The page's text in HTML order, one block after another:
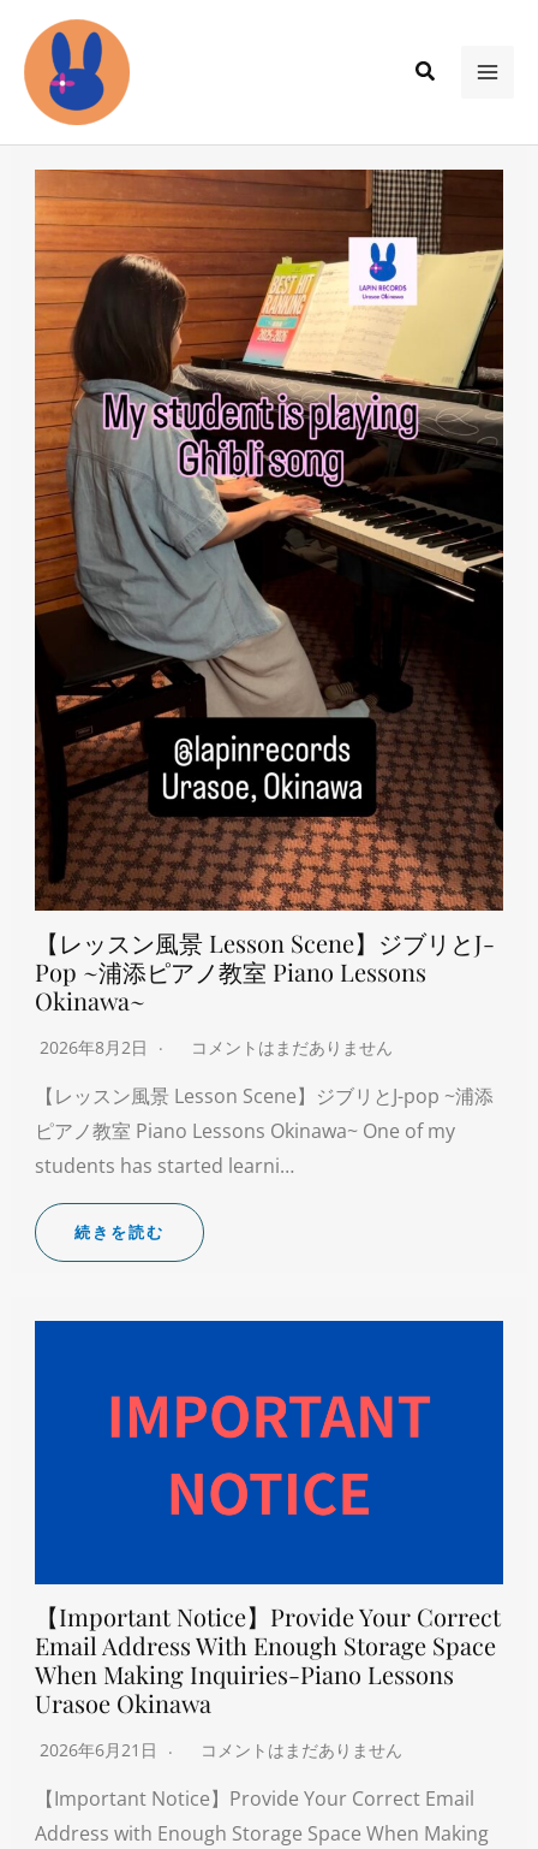
検
【レッスン風景 Lesson Scene】ジブリとJ-
Pop ~浦添ピアノ教室 Piano Lessons
Okinawa~
2026年8月2日 コメントはまだありません
【レッスン風景 Lesson Scene】ジブリとJ-pop ~浦添
ピアノ教室 Piano Lessons Okinawa~ One of my
students has started learni…
続きを読む
【Important Notice】Provide Your Correct
Email Address With Enough Storage Space
When Making Inquiries-Piano Lessons
Urasoe Okinawa
2026年6月21日 コメントはまだありません
【Important Notice】Provide Your Correct Email
Address with Enough Storage Space When Making